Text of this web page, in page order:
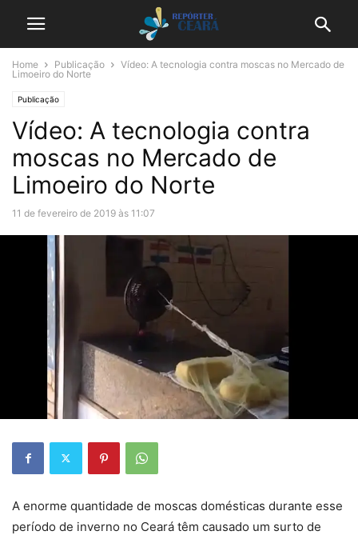
Home Publicação
Vídeo: A tecnologia contra moscas no Mercado de
Limoeiro do Norte
Publicação
Vídeo: A tecnologia contra
moscas no Mercado de
Limoeiro do Norte
11 de fevereiro de 2019 às 11:07
A enorme quantidade de moscas domésticas durante esse
período de inverno no Ceará têm causado um surto de